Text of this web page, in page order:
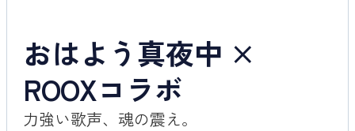
おはよう真夜中 ×
ROOXコラボ
力強い歌声、魂の震え。